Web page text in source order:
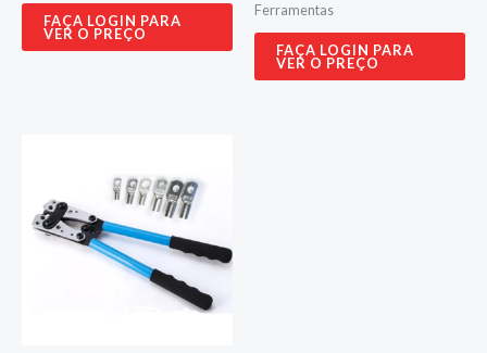
FAÇA LOGIN PARA
VER O PREÇO
Ferramentas
FAÇA LOGIN PARA
VER O PREÇO